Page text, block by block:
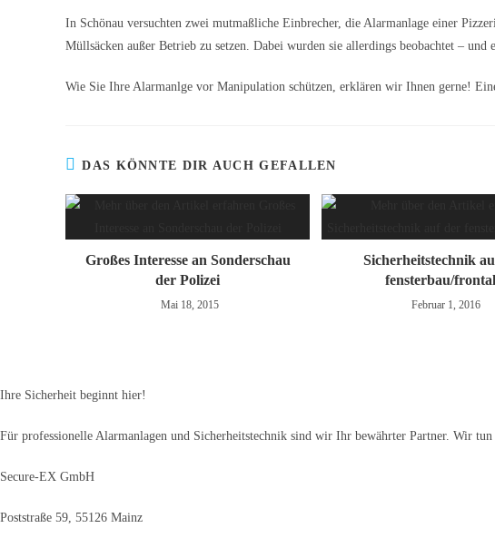
In Schönau versuchten zwei mutmaßliche Einbrecher, die Alarmanlage einer
Müllsäcken außer Betrieb zu setzen. Dabei wurden sie allerdings beobachtet – und
Wie Sie Ihre Alarmanlge vor Manipulation schützen, erklären wir Ihnen gerne!
DAS KÖNNTE DIR AUCH GEFALLEN
Großes Interesse an Sonderschau
der Polizei
Mai 18, 2015
Sicherheitstechnik
fensterbau/
Februar 1, 2016
Ihre Sicherheit beginnt hier!
Für professionelle Alarmanlagen und Sicherheitstechnik sind wir Ihr bewährter Partner. Wir tun
Secure-EX GmbH
Poststraße 59, 55126 Mainz